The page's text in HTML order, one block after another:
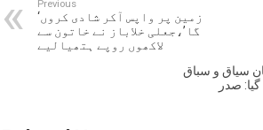
Previous
‘زمین پر واپس آکر شادی کروں
گا’،جعلی خلاباز نے خاتون سے
لاکھوں روپے ہتھیالیے
سیاق و سباق
صدر